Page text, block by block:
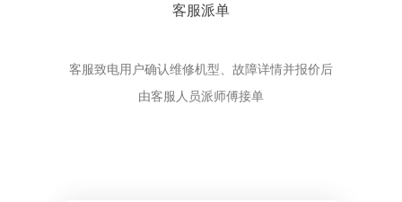
客服派单
客服致电用户确认维修机型、故障详情并报价后
由客服人员派师傅接单